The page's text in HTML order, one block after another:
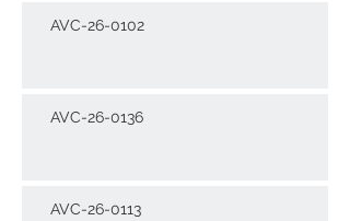
AVC-26-0102
AVC-26-0136
AVC-26-0113